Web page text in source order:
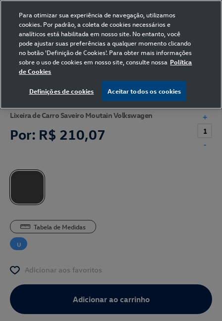
Home Volkswagen Acessórios Lixeira de Carro
Lixeira de Carro Saveiro Moutain Volkswagen
Por: R$ 210,07
Tabela de Medidas
U
-
+
Adicionar aos favoritos
Para otimizar sua experiência de navegação, utilizamos
cookies. Por padrão, a coleta de cookies necessários e
analíticos está habilitada em nosso site. No entanto, você
pode ajustar suas preferências a qualquer momento clicando
no botão 'Definição de Cookies'. Para obter mais informações
sobre o uso de cookies em nosso site, consulte nossa Política
de Cookies
Definições de cookies Aceitar todos os cookies